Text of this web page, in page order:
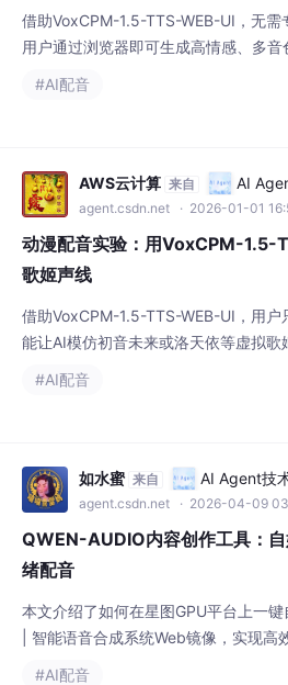
借助VoxCPM-1.5-TTS-WEB-UI，无需
用户通过浏览器即可生成高情感、多
有声书或多人广播剧，实现从文字到声
#AI配音
AWS云计算 来自 AI
agent.csdn.net · 2026-01-01
动漫配音实验：用VoxCPM-1.5-
歌姬声线
借助VoxCPM-1.5-TTS-WEB-UI，用
能让AI模仿初音未来或洛天依等虚拟歌
语音。该工具将复杂模型封装为网页界
#AI配音
如水蜜 来自 AI Agent技
agent.csdn.net · 2026-04-09
QWEN-AUDIO内容创作工具：
绪配音
本文介绍了如何在星图GPU平台上一
| 智能语音合成系统Web镜像，实现高
感化语音合成，自媒体博主可快速生成
#AI配音